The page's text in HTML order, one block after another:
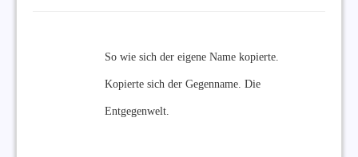
So wie sich der eigene Name kopierte.
Kopierte sich der Gegenname. Die
Entgegenwelt.